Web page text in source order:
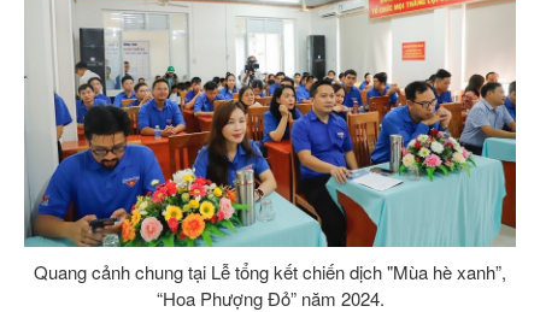
Quang cảnh chung tại Lễ tổng kết chiến dịch "Mùa hè xanh”,
“Hoa Phượng Đỏ” năm 2024.